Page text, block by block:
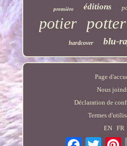
première éditions
potier potter
hardcover blu-
Page
Nous
Déclaration de
Termes
EN
FR